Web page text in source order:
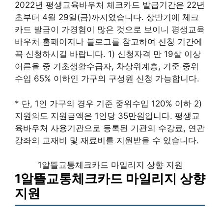
2022년 평생교육바우처 체크카드 발급기간은 22년
초부터 4월 29일(금)까지였습니다. 상반기에 체크
카드 발급이 가경험이 많은 것으로 보이니 평생교육
바우처 홈페이지나 블로그를 참고하여 신청 기간에
꼭 신청하시길 바랍니다. 1) 신청자격 만 19살 이상
어른을 중 기초생활수급자, 차상위계층, 기준 중위
수입 65% 이하인 가구의 구성원 신청 가능합니다.
* 단, 1인 가구의 경우 기준 중위수입 120% 이하 2)
지원의도 지원금액은 1인당 35만원입니다. 평생교
육바우처 사용기관으로 등록된 기관의 수강료, 연관
강좌의 교재비 및 재료비를 지원받을 수 있습니다.
1알뜰교통체크카드 마일리지 상향 지원
1알뜰교통체크카드 마일리지 상향
지원